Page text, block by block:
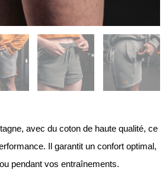
avec du coton de haute qualité, ce
Il garantit un confort optimal,
pendant vos entraînements.